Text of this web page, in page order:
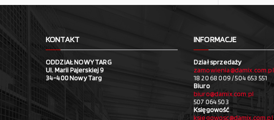
KONTAKT
ODDZIAŁ NOWY TARG
Ul. Marii Pajerskiej 9
34-400 Nowy Targ
INFORMACJE
Dział sprzedaży
zamowienia@damix.com.pl
18 20 68 009 / 504 653 551
Biuro
biuro@damix.com.pl
507 064 503
Księgowość
ksiegowosc@damix.com.pl